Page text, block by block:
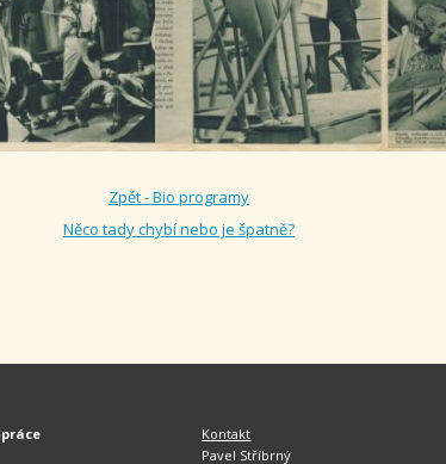
Zpět - Bio programy
Něco tady chybí nebo je špatně?
Kontakt
Pavel Stříbrný